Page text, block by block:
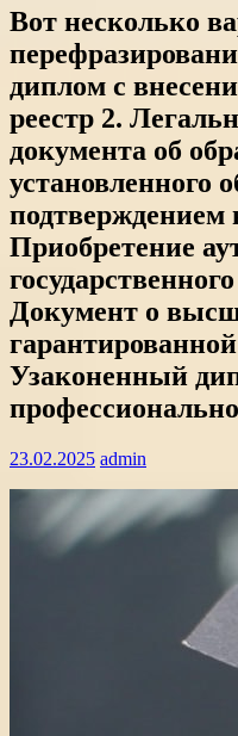
Вот несколько
диплом с
реестр 2.
документа об
установленного
подтверждением
Приобретение
Документ о
Узаконенный
23.02.2025 admin